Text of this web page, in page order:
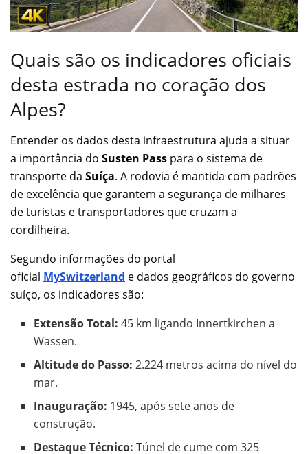
Quais são os indicadores oficiais
desta estrada no coração dos
Alpes?
Entender os dados desta infraestrutura ajuda a situar
a importância do Susten Pass para o sistema de
transporte da Suíça. A rodovia é mantida com padrões
de excelência que garantem a segurança de milhares
de turistas e transportadores que cruzam a
cordilheira.
Segundo informações do portal
oficial MySwitzerland e dados geográficos do governo
suíço, os indicadores são:
Extensão Total: 45 km ligando Innertkirchen a
Wassen.
Altitude do Passo: 2.224 metros acima do nível do
mar.
Inauguração: 1945, após sete anos de
construção.
Destaque Técnico: Túnel de cume com 325